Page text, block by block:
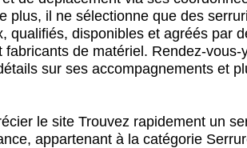
plus, il ne sélectionne que des
qualifiés, disponibles et agréés par
fabricants de matériel. Rendez-vous-
sur ses accompagnements et
le site Trouvez rapidement un
appartenant à la catégorie